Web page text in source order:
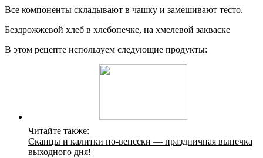
Все компоненты складывают в чашку и замешивают тесто.
Бездрожжевой хлеб в хлебопечке, на хмелевой закваске
В этом рецепте используем следующие продукты:
Читайте также:
Сканцы и калитки по-вепсски — праздничная выпечка
выходного дня!